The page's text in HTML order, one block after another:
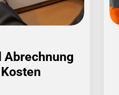
Abrechnung